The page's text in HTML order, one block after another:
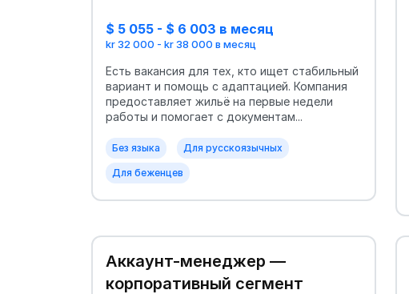
$ 5 055 - $ 6 003 в месяц
kr 32 000 - kr 38 000 в месяц
Есть вакансия для тех, кто ищет стабильный
вариант и помощь с адаптацией. Компания
предоставляет жильё на первые недели
работы и помогает с документам...
Без языка Для русскоязычных
Для беженцев
Аккаунт-менеджер —
корпоративный сегмент